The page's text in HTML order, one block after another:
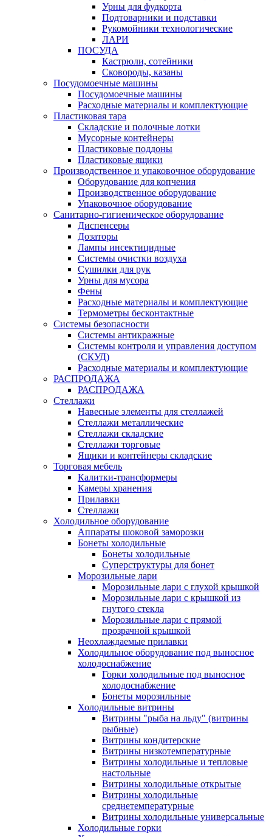
Урны для фудкорта
Подтоварники и подставки
Рукомойники технологические
ЛАРИ
ПОСУДА
Кастрюли, сотейники
Сковороды, казаны
Посудомоечные машины
Посудомоечные машины
Расходные материалы и комплектующие
Пластиковая тара
Складские и полочные лотки
Мусорные контейнеры
Пластиковые поддоны
Пластиковые ящики
Производственное и упаковочное оборудование
Оборудование для копчения
Производственное оборудование
Упаковочное оборудование
Санитарно-гигиеническое оборудование
Диспенсеры
Дозаторы
Лампы инсектицидные
Системы очистки воздуха
Сушилки для рук
Урны для мусора
Фены
Расходные материалы и комплектующие
Термометры бесконтактные
Системы безопасности
Системы антикражные
Системы контроля и управления доступом
(СКУД)
Расходные материалы и комплектующие
РАСПРОДАЖА
РАСПРОДАЖА
Стеллажи
Навесные элементы для стеллажей
Стеллажи металлические
Стеллажи складские
Стеллажи торговые
Ящики и контейнеры складские
Торговая мебель
Калитки-трансформеры
Камеры хранения
Прилавки
Стеллажи
Холодильное оборудование
Аппараты шоковой заморозки
Бонеты холодильные
Бонеты холодильные
Суперструктуры для бонет
Морозильные лари
Морозильные лари с глухой крышкой
Морозильные лари с крышкой из
гнутого стекла
Морозильные лари с прямой
прозрачной крышкой
Неохлаждаемые прилавки
Холодильное оборудование под выносное
холодоснабжение
Горки холодильные под выносное
холодоснабжение
Бонеты морозильные
Холодильные витрины
Витрины "рыба на льду" (витрины
рыбные)
Витрины кондитерские
Витрины низкотемпературные
Витрины холодильные и тепловые
настольные
Витрины холодильные открытые
Витрины холодильные
среднетемпературные
Витрины холодильные универсальные
Холодильные горки